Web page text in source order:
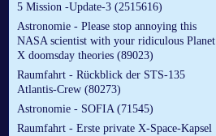
5 Mission -Update-3 (2515616)
Astronomie - Please stop annoying this
NASA scientist with your ridiculous Planet
X doomsday theories (89023)
Raumfahrt - Rückblick der STS-135
Atlantis-Crew (80273)
Astronomie - SOFIA (71545)
Raumfahrt - Erste private X-Space-Kapsel